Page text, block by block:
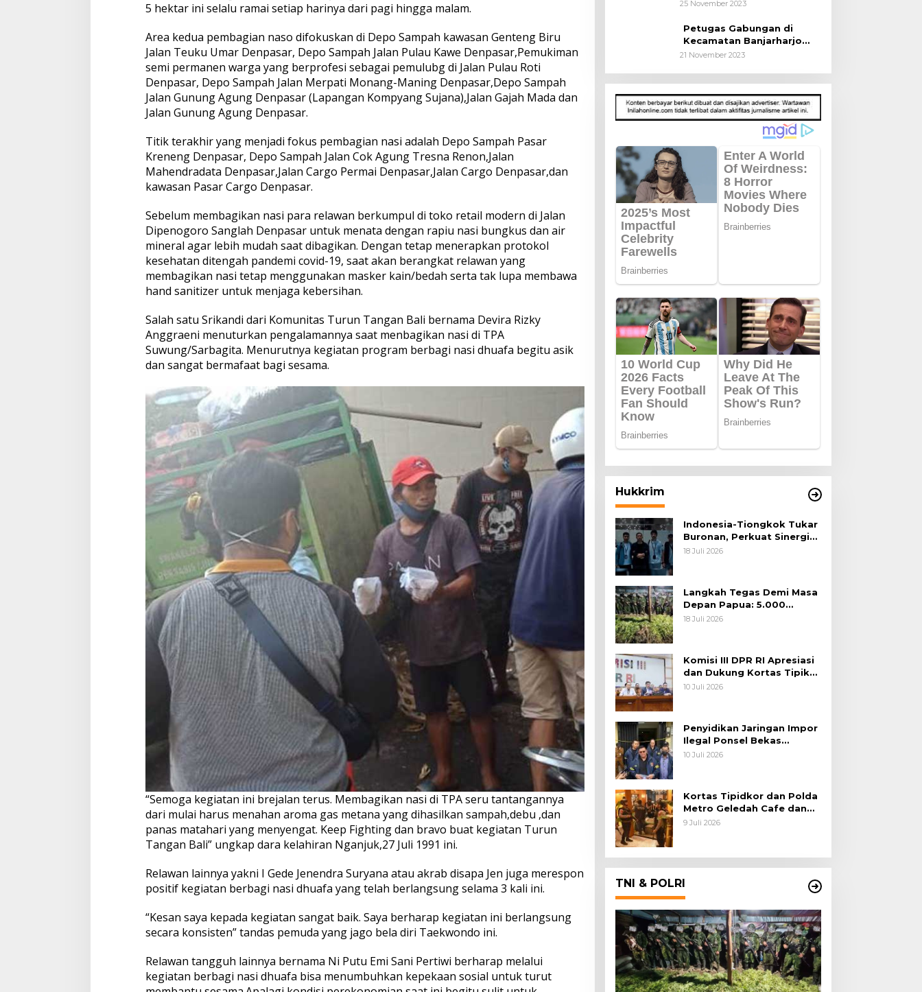
5 hektar ini selalu ramai setiap harinya dari pagi hingga malam.
Area kedua pembagian naso difokuskan di Depo Sampah kawasan Genteng Biru
Jalan Teuku Umar Denpasar, Depo Sampah Jalan Pulau Kawe Denpasar,Pemukiman
semi permanen warga yang berprofesi sebagai pemulubg di Jalan Pulau Roti
Denpasar, Depo Sampah Jalan Merpati Monang-Maning Denpasar,Depo Sampah
Jalan Gunung Agung Denpasar (Lapangan Kompyang Sujana),Jalan Gajah Mada dan
Jalan Gunung Agung Denpasar.
Titik terakhir yang menjadi fokus pembagian nasi adalah Depo Sampah Pasar
Kreneng Denpasar, Depo Sampah Jalan Cok Agung Tresna Renon,Jalan
Mahendradata Denpasar,Jalan Cargo Permai Denpasar,Jalan Cargo Denpasar,dan
kawasan Pasar Cargo Denpasar.
Sebelum membagikan nasi para relawan berkumpul di toko retail modern di Jalan
Dipenogoro Sanglah Denpasar untuk menata dengan rapiu nasi bungkus dan air
mineral agar lebih mudah saat dibagikan. Dengan tetap menerapkan protokol
kesehatan ditengah pandemi covid-19, saat akan berangkat relawan yang
membagikan nasi tetap menggunakan masker kain/bedah serta tak lupa membawa
hand sanitizer untuk menjaga kebersihan.
Salah satu Srikandi dari Komunitas Turun Tangan Bali bernama Devira Rizky
Anggraeni menuturkan pengalamannya saat menbagikan nasi di TPA
Suwung/Sarbagita. Menurutnya kegiatan program berbagi nasi dhuafa begitu asik
dan sangat bermafaat bagi sesama.
“Semoga kegiatan ini brejalan terus. Membagikan nasi di TPA seru tantangannya
dari mulai harus menahan aroma gas metana yang dihasilkan sampah,debu ,dan
panas matahari yang menyengat. Keep Fighting dan bravo buat kegiatan Turun
Tangan Bali” ungkap dara kelahiran Nganjuk,27 Juli 1991 ini.
Relawan lainnya yakni I Gede Jenendra Suryana atau akrab disapa Jen juga merespon
positif kegiatan berbagi nasi dhuafa yang telah berlangsung selama 3 kali ini.
“Kesan saya kepada kegiatan sangat baik. Saya berharap kegiatan ini berlangsung
secara konsisten” tandas pemuda yang jago bela diri Taekwondo ini.
Relawan tangguh lainnya bernama Ni Putu Emi Sani Pertiwi berharap melalui
kegiatan berbagi nasi dhuafa bisa menumbuhkan kepekaan sosial untuk turut
25 November 2023
Petugas Gabungan di
Kecamatan Banjarharjo
Patroli Anak Sekolah
21 November 2023
Hukkrim
Indonesia-Tiongkok Tukar
Buronan, Perkuat Sinergi
Penegakan Hukum Lintas
18 Juli 2026
Langkah Tegas Demi Masa
Depan Papua: 5.000
Batang Ganja Berhasil
18 Juli 2026
Komisi III DPR RI Apresiasi
dan Dukung Kortas Tipikor
Polri Usut Dugaan Korupsi
10 Juli 2026
Penyidikan Jaringan Impor
Ilegal Ponsel Bekas
Rampung, Tiga Tersangka
10 Juli 2026
Kortas Tipidkor dan Polda
Metro Geledah Cafe dan
Money Changer
9 Juli 2026
TNI & POLRI